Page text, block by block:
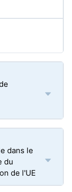
dans le
du
de l'UE